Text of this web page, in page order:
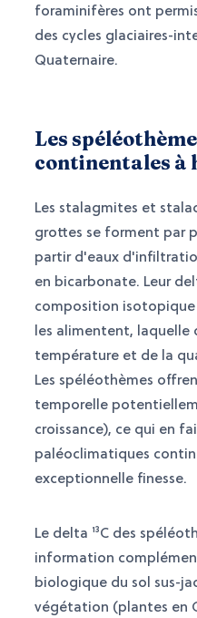
foraminifères ont
des cycles glaciaires-
Quaternaire.
Les
continentales à
Les stalagmites et
grottes se forment par
partir d'eaux
en bicarbonate. Leur
composition isotopique
les alimentent, laquelle
température et de la
Les spéléothèmes
temporelle
croissance), ce qui en
paléoclimatiques
exceptionnelle finesse.
Le delta ¹³C des
information
biologique du sol sus-
végétation (plantes en